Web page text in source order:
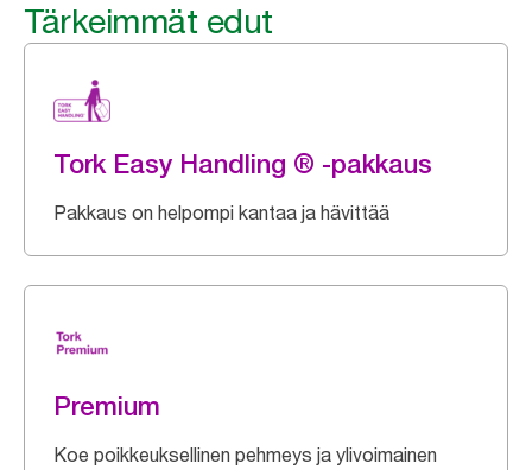
Tärkeimmät edut
Tork Easy Handling ® -pakkaus
Pakkaus on helpompi kantaa ja hävittää
Premium
Koe poikkeuksellinen pehmeys ja ylivoimainen